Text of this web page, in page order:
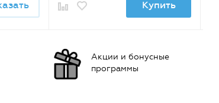
Купить
Акции и бонусные
программы